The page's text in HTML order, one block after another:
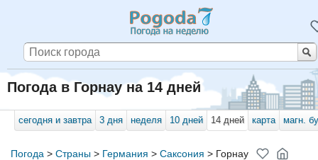
Погода в Горнау на 14 дней
сегодня и завтра 3 дня неделя 10 дней 14 дней карта магн.
Погода > Страны> Германия > Саксония > Горнау